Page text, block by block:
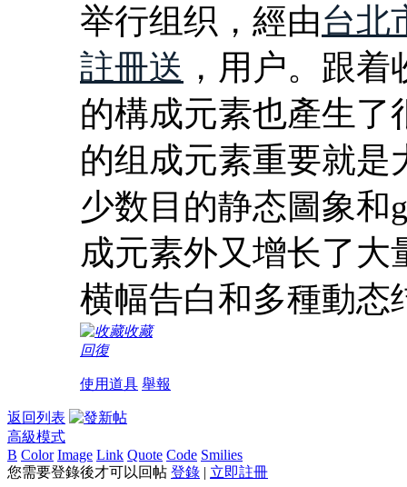
举行组织，經由台北
註冊送 ，用户。跟
的構成元素也產生了
的组成元素重要就是
少数目的静态圖象
成元素外又增长了大
横幅告白和多種動态
收藏
回復
使用道具 舉報
返回列表
高級模式
B Color Image Link Quote Code Smilies
您需要登錄後才可以回帖 登錄 | 立即註冊